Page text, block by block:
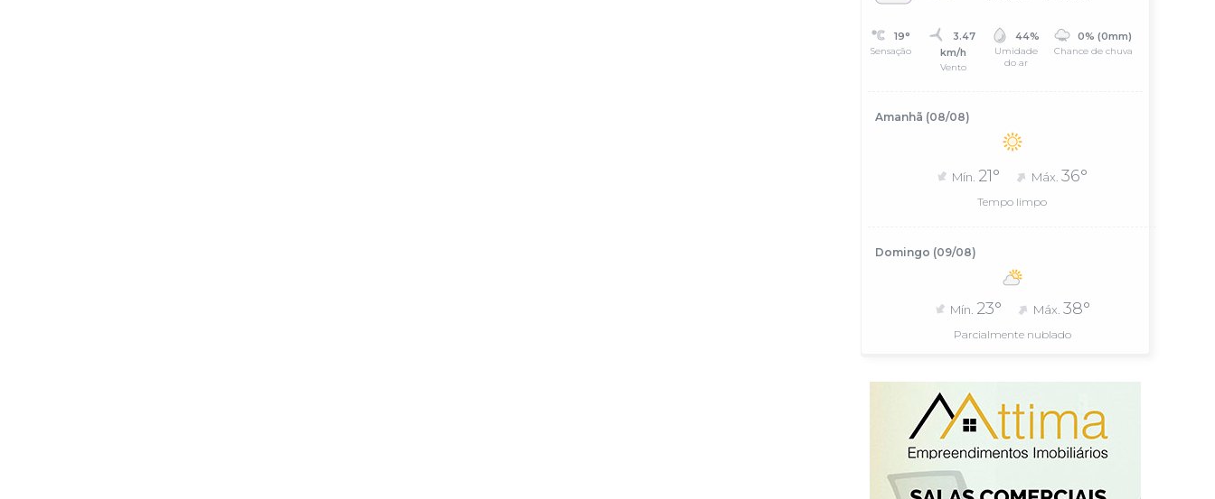
19°
Sensação
3.47
km/h
Vento
44%
Umidade
do ar
0% (0mm)
Chance de chuva
Amanhã (08/08)
Mín. 21° Máx.36°
Tempo limpo
Domingo (09/08)
Mín. 23° Máx. 38°
Parcialmente nublado